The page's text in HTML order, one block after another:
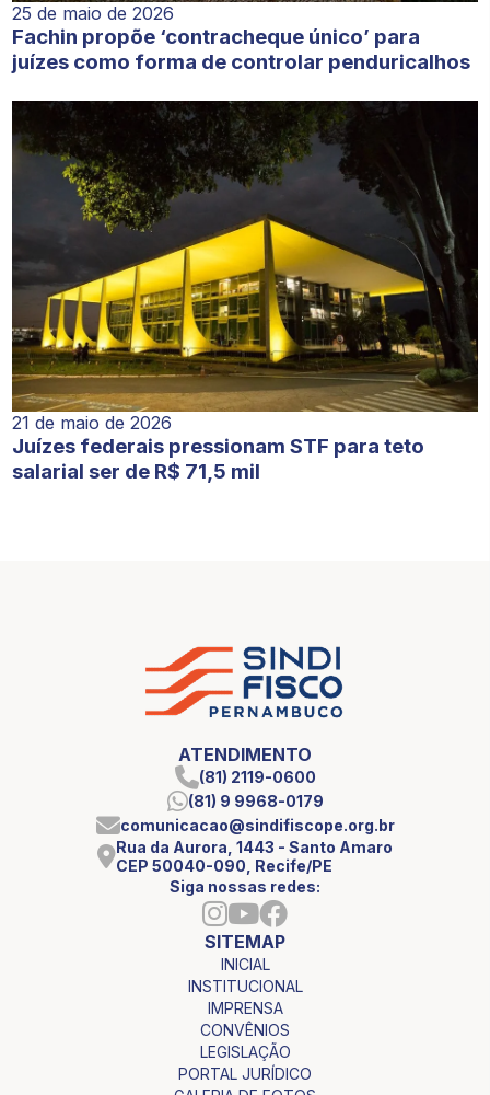
25 de maio de 2026
Fachin propõe ‘contracheque único’ para
juízes como forma de controlar penduricalhos
21 de maio de 2026
Juízes federais pressionam STF para teto
salarial ser de R$ 71,5 mil
ATENDIMENTO
(81) 2119-0600
(81) 9 9968-0179
comunicacao@sindifiscope.org.br
Rua da Aurora, 1443 - Santo Amaro
CEP 50040-090, Recife/PE
Siga nossas redes:
SITEMAP
INICIAL
INSTITUCIONAL
IMPRENSA
CONVÊNIOS
LEGISLAÇÃO
PORTAL JURÍDICO